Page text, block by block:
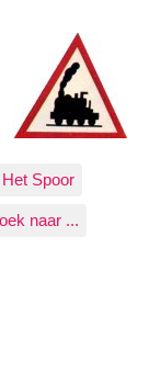
Het Spoor
naar ...